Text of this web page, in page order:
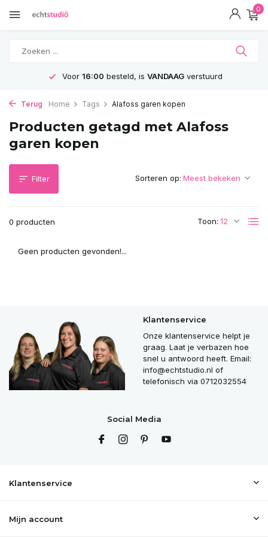
0
Voor 16:00 besteld, is VANDAAGverstuurd
Terug Home Tags Alafoss garen kopen
Producten getagd met Alafoss
garen kopen
Filter
0 producten Toon:
Sorteren op:
Geen producten gevonden!...
Klantenservice
Onze klantenservice helpt je
graag. Laat je verbazen hoe
snel u antwoord heeft. Email:
info@echtstudio.nl of
telefonisch via 0712032554
Social Media
Klantenservice
Mijn account